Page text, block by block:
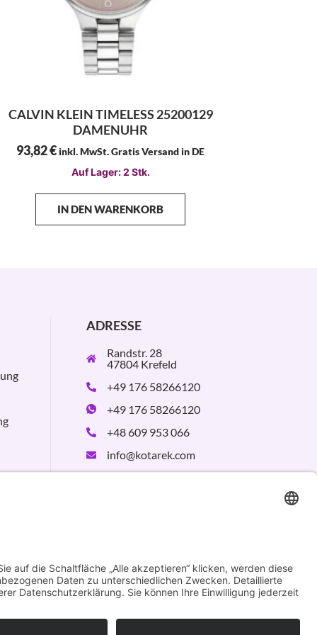
CALVIN KLEIN TIMELESS 25200129
DAMENUHR
93,82€inkl. MwSt. Gratis Versand in DE
Auf Lager: 2 Stk.
IN DEN WARENKORB
ADRESSE
Randstr. 28
47804 Krefeld
+49 176 58266120
+49 176 58266120
+48 609 953 066
info@kotarek.com
Design by KB WebStudio